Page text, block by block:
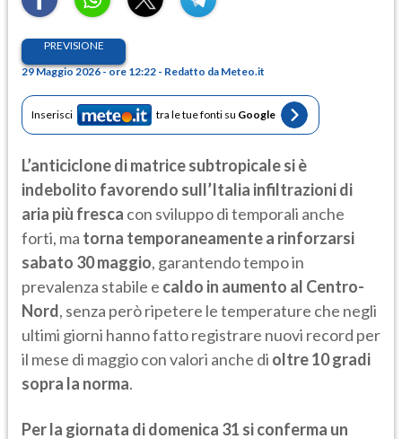
PREVISIONE
29 Maggio 2026 - ore 12:22 - Redatto da Meteo.it
Inserisci tra le tue fonti su Google
L’anticiclone di matrice subtropicale si è
indebolito favorendo sull’Italia infiltrazioni di
aria più fresca con sviluppo di temporali anche
forti, ma torna temporaneamente a rinforzarsi
sabato 30 maggio, garantendo tempo in
prevalenza stabile e caldo in aumento al Centro-
Nord, senza però ripetere le temperature che negli
ultimi giorni hanno fatto registrare nuovi record per
il mese di maggio con valori anche di oltre 10 gradi
sopra la norma.
Per la giornata di domenica 31 si conferma un